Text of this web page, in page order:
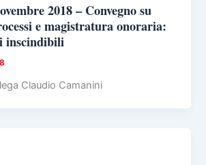
2018 – Convegno su
e magistratura onoraria:
inscindibili
Claudio Camanini